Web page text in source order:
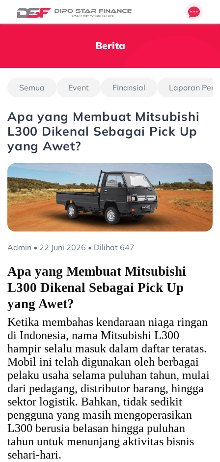
Berita
Semua Event Finansial Laporan
Apa yang Membuat Mitsubishi
L300 Dikenal Sebagai Pick Up
yang Awet?
Admin • 22 Juni 2026 • Dilihat 647
Apa yang Membuat Mitsubishi
L300 Dikenal Sebagai Pick Up
yang Awet?
Ketika membahas kendaraan niaga ringan
di Indonesia, nama Mitsubishi L300
hampir selalu masuk dalam daftar teratas.
Mobil ini telah digunakan oleh berbagai
pelaku usaha selama puluhan tahun, mulai
dari pedagang, distributor barang, hingga
sektor logistik. Bahkan, tidak sedikit
pengguna yang masih mengoperasikan
L300 berusia belasan hingga puluhan
tahun untuk menunjang aktivitas bisnis
sehari-hari.